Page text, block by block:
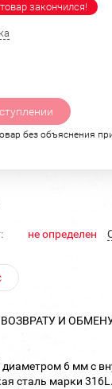
закончился!
без объяснения
не определен
И
6 мм с
сталь марки 316L.